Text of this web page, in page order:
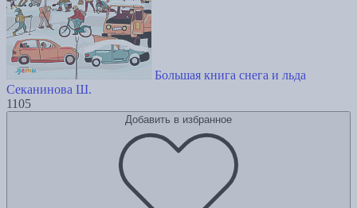
Большая книга снега и льда
Секанинова Ш.
1105
Добавить в избранное